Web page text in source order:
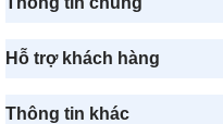
Hỗ trợ khách hàng
Thông tin khác